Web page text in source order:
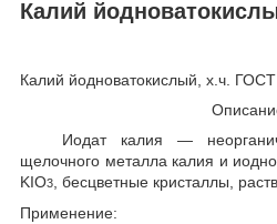
Калий
Калий йодноватокислый, х.ч.
Иодат калия —
щелочного металла калия и
KIO3, бесцветные кристаллы,
Применение: